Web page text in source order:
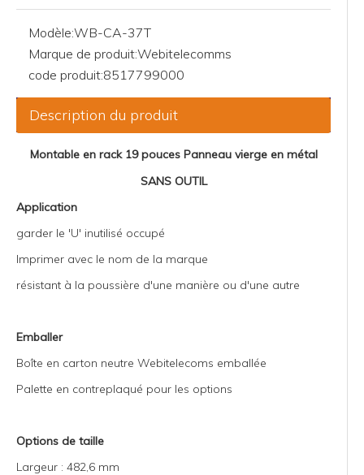
Modèle:WB-CA-37T
Marque de produit:Webitelecomms
code produit:8517799000
Description du produit
Montable en rack 19 pouces Panneau vierge en métal
SANS OUTIL
Application
garder le 'U' inutilisé occupé
Imprimer avec le nom de la marque
résistant à la poussière d'une manière ou d'une autre
Emballer
Boîte en carton neutre Webitelecoms emballée
Palette en contreplaqué pour les options
Options de taille
Largeur : 482,6 mm